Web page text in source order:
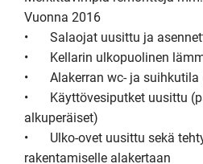
Vuonna 2016
•	Salaojat uusittu ja asennettu uusi vesimittari
•	Kellarin ulkopuolinen lämmöneristys
•	Alakerran wc- ja suihkutila (hieman kesken)
•	Käyttövesiputket uusittu (patteriputket
alkuperäiset)
•	Ulko-ovet uusittu sekä tehty varaus portaiden
rakentamiselle alakertaan